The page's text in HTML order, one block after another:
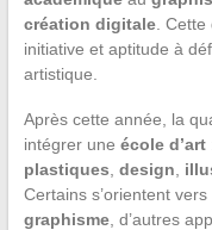
création digitale. Cette
initiative et aptitude à
artistique.
Après cette année, la
intégrer une école d’art
plastiques design
Certains s’orientent vers
graphisme, d’autres